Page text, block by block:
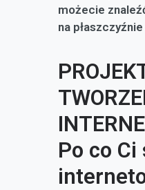
możecie
na
Po co